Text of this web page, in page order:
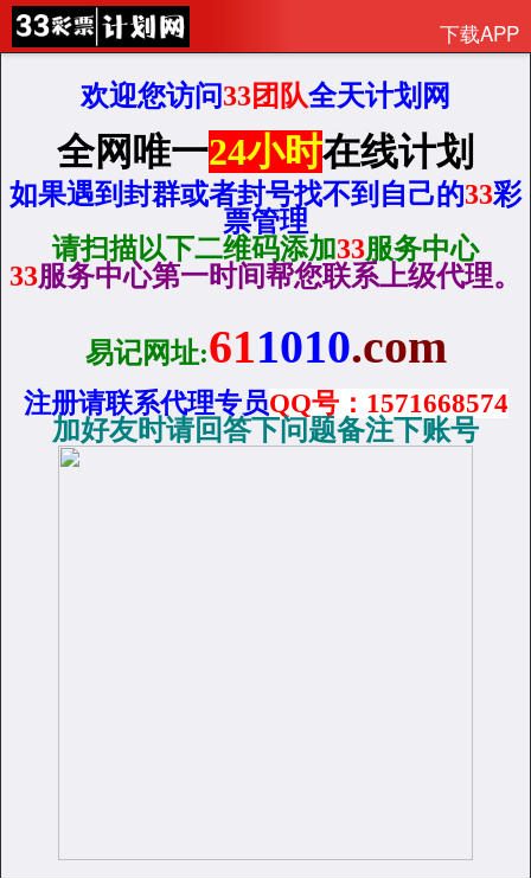
下载APP
欢迎您访问33团队全天计划网
全网唯一24小时在线计划
如果遇到封群或者封号找不到自己的33彩
票管理
请扫描以下二维码添加33服务中心
33服务中心第一时间帮您联系上级代理。
易记网址:611010.com
注册请联系代理专员QQ号：1571668574
加好友时请回答下问题备注下账号